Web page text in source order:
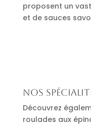
proposent un
et de sauces
Nos
Découvrez
roulades aux